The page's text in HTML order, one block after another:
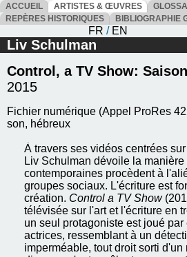
ACCUEIL ARTISTES & ŒUVRES
REPÈRES HISTORIQUES
BIBLIOGRAPHIE
FR / EN
Liv Schulman